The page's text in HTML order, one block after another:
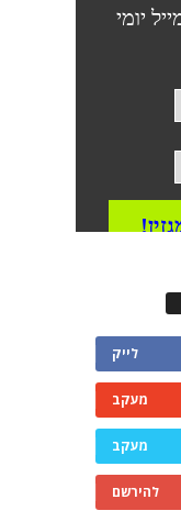
לייק
מעקב
מעקב
להירשם